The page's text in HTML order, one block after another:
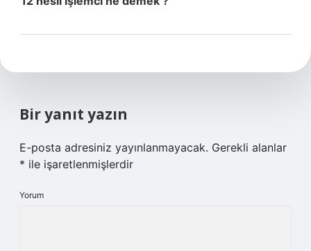
Bir yanıt yazın
E-posta adresiniz yayınlanmayacak. Gerekli alanlar
* ile işaretlenmişlerdir
Yorum